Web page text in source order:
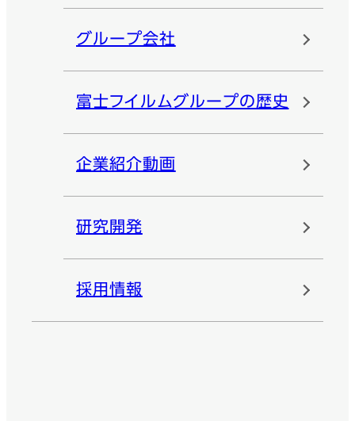
グループ会社
富士フイルムグループの歴史
企業紹介動画
研究開発
採用情報